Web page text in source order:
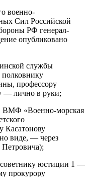
военно-
Сил Российской
РФ генерал-
опубликовано
службы
профессору
— лично в руки;
«Военно-морская
Касатонову
виде, — через
Петровича);
юстиции 1 —
прокурору